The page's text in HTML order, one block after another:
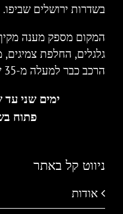
בשדרות ירושלים שביפו.
המקום מספק מענה מקיף,
גלגלים, החלפת צמיגים,
הרכב כבר למעלה מ-35 שנים.
ימים שני עד שבת:
פתוח
ניווט קל באתר
אודות